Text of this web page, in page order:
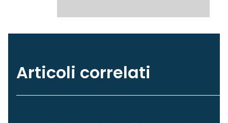
Articoli correlati